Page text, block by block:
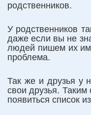
родственников.
У родственников
даже если вы не
людей пишем их
проблема.
Так же и друзья у
свои друзья.
появиться список